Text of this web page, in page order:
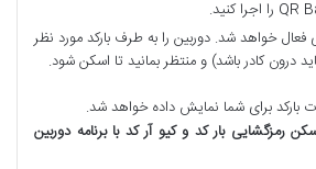
فعال خواهد شد. دوربین را به طرف بارکد مورد نظر
درون کادر باشد) و منتظر بمانید تا اسکن شود.
برای شما نمایش داده خواهد شد.
رمزگشایی بار کد و کیو آر کد با برنامه دوربین